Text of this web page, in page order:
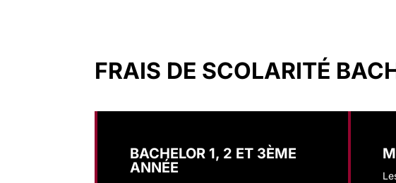
FRAIS DE SCOLARITÉ
BACHELOR 1, 2 ET 3ÈME
ANNÉE